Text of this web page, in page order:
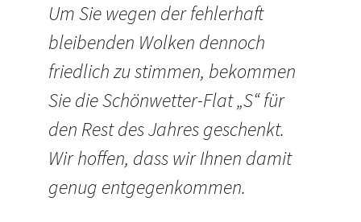
Um Sie wegen der fehlerhaft
bleibenden Wolken dennoch
friedlich zu stimmen, bekommen
Sie die Schönwetter-Flat „S“ für
den Rest des Jahres geschenkt.
Wir hoffen, dass wir Ihnen damit
genug entgegenkommen.